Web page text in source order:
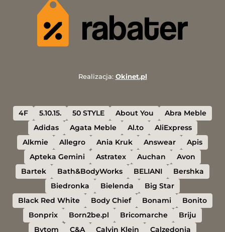
Realizacja: Okinet.pl
4F 5.10.15. 50 STYLE About You
Abra Meble
Adidas
Agata Meble Al.to
AliExpress
Alkmie
Allegro Ania Kruk Answear
Apis
Apteka Gemini
Astratex Auchan
Avon
Bartek
Bath&BodyWorks BELIANI
Bershka
Biedronka
Bielenda
Big Star
Black Red White
Body Chief Bonami
Bonito
Bonprix
Born2be.pl Bricomarche
Briju
Bytom
C&A Calvin Klein Calzedonia